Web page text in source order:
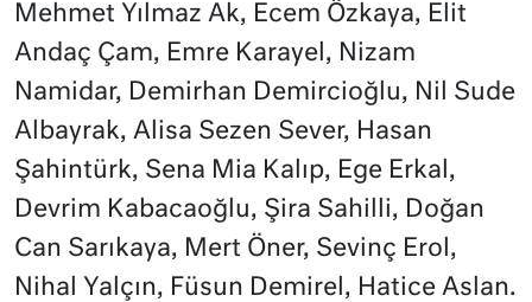
Mehmet Yılmaz Ak, Ecem Özkaya, Elit
Andaç Çam, Emre Karayel, Nizam
Namidar, Demirhan Demircioğlu, Nil Sude
Albayrak, Alisa Sezen Sever, Hasan
Şahintürk, Sena Mia Kalıp, Ege Erkal,
Devrim Kabacaoğlu, Şira Sahilli, Doğan
Can Sarıkaya, Mert Öner, Sevinç Erol,
Nihal Yalçın, Füsun Demirel, Hatice Aslan.